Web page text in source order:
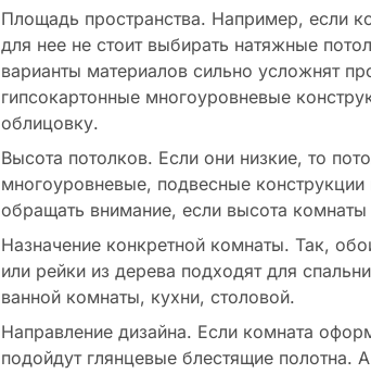
Площадь пространства. Например, если
для нее не стоит выбирать натяжные
варианты материалов сильно усложнят
гипсокартонные многоуровневые
облицовку.
Высота потолков. Если они низкие, то
многоуровневые, подвесные
обращать внимание, если высота
Назначение конкретной комнаты. Так,
или рейки из дерева подходят для
ванной комнаты, кухни, столовой.
Направление дизайна. Если комната
подойдут глянцевые блестящие полотна.